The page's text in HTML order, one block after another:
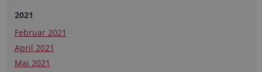
2021
Februar 2021
April 2021
Mai 2021